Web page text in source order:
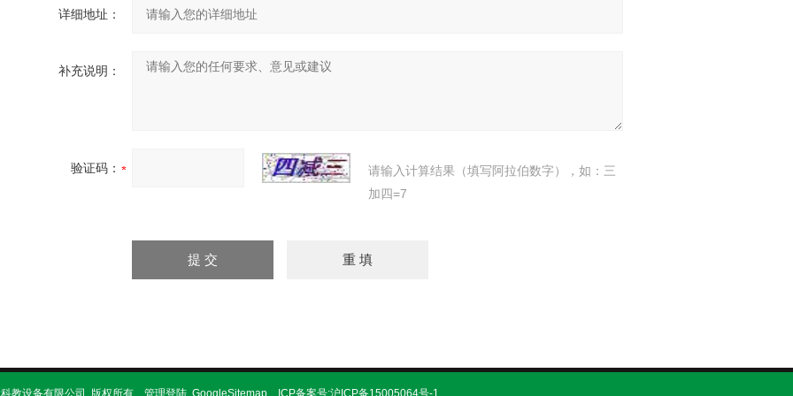
详细地址：
补充说明：
验证码：
请输入计算结果（填写阿拉伯数字），如：三
加四=7
教设备有限公司 版权所有 管理登陆 GoogleSitemapICP备案号:沪ICP备15005064号-1